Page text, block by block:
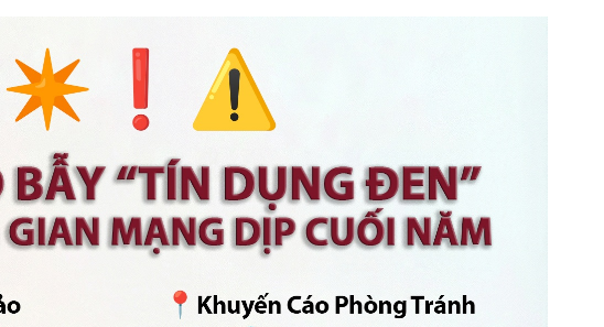
ĐẤU GIÁ TÀI SẢN